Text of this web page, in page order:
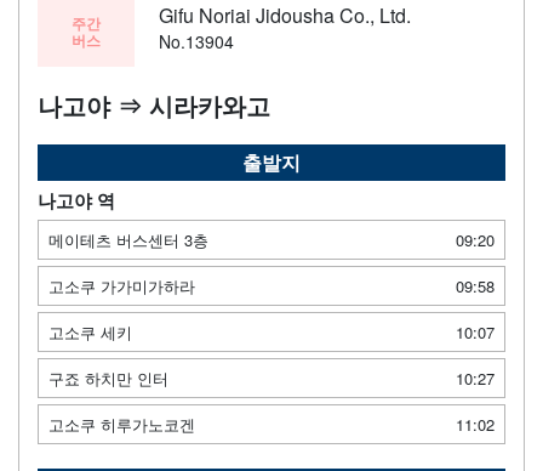
주간
버스
Gifu Noriai Jidousha Co., Ltd.
No.13904
나고야 ⇒ 시라카와고
출발지
나고야 역
메이테츠 버스센터 3층
09:20
고소쿠 가가미가하라
09:58
고소쿠 세키
10:07
구죠 하치만 인터
10:27
고소쿠 히루가노코겐
11:02